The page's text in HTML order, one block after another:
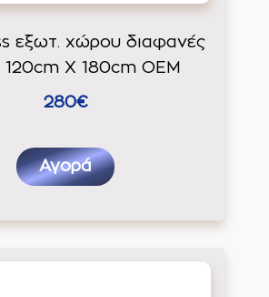
εξωτ. χώρου διαφανές
120cm X 180cm ΟΕΜ
280€
Αγορά